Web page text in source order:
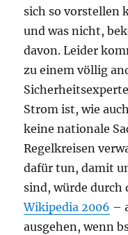
sich so vorstellen
und was nicht,
davon. Leider
zu einem völlig
Strom ist, wie
keine nationale
Regelkreisen
dafür tun, damit
sind, würde
Wikipedia 2006 –
ausgehen, wenn